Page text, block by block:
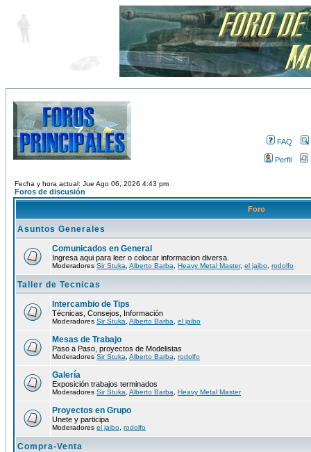
FAQ
Perfil
Fecha y hora actual: Jue Ago 06, 2026 4:43 pm
Foros de discusión
Foro
Asuntos Generales
Comunicados en General
Ingresa aqui para leer o colocar informacion diversa.
Moderadores Sir Stuka Alberto Barba Heavy Metal Master, el jaibo rodolfo
Taller de Tecnicas
Intercambio de Tips
Técnicas, Consejos, Información
Moderadores Sir Stuka Alberto Barba el jaibo
Mesas de Trabajo
Paso a Paso, proyectos de Modelistas
Moderadores Sir Stuka Alberto Barba rodolfo
Galería
Exposición trabajos terminados
Moderadores Sir Stuka Alberto Barba Heavy Metal Master
Proyectos en Grupo
Unete y participa
Moderadores el jaibo rodolfo
Compra-Venta